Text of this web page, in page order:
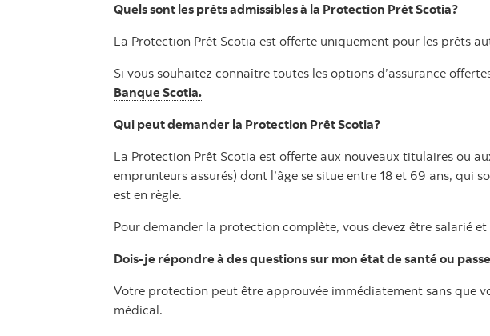
Quels sont les prêts admissibles à la Protection Prêt Scotia?
La Protection Prêt Scotia est offerte uniquement pour les prêts
Si vous souhaitez connaître toutes les options d’assurance
Banque Scotia.
Qui peut demander la Protection Prêt Scotia?
La Protection Prêt Scotia est offerte aux nouveaux titulaires ou
emprunteurs assurés) dont l’âge se situe entre 18 et 69 ans,
est en règle.
Pour demander la protection complète, vous devez être salarié
Dois-je répondre à des questions sur mon état de santé ou
Votre protection peut être approuvée immédiatement sans que
médical.